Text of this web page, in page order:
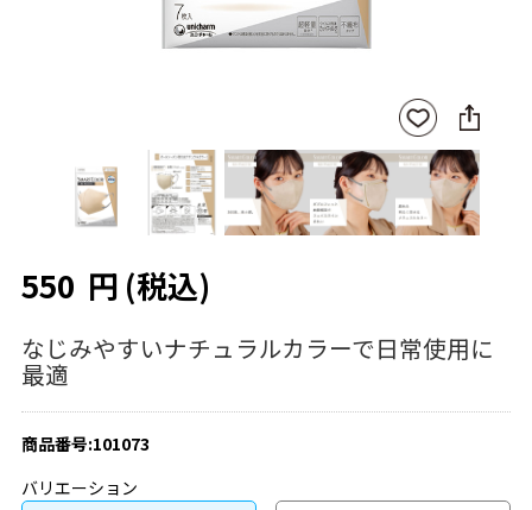
お気
に入
りに
登録
SNS
に
シ
ェ
ア
550 円 (税込)
なじみやすいナチュラルカラーで日常使用に
最適
商品番号:101073
バリエーション